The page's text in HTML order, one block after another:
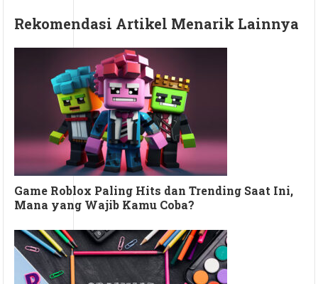
Rekomendasi Artikel Menarik Lainnya
Game Roblox Paling Hits dan Trending Saat Ini,
Mana yang Wajib Kamu Coba?